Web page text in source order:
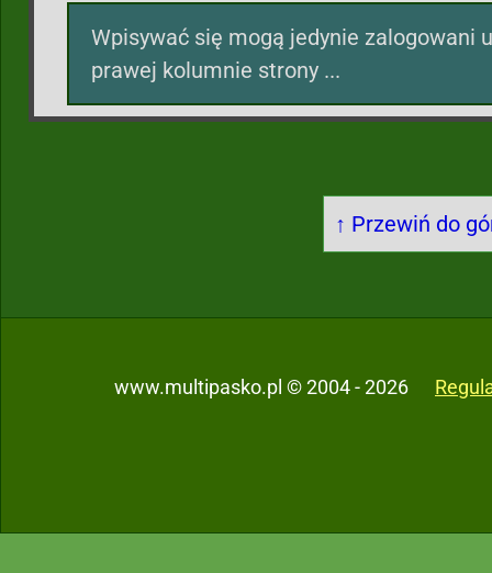
Wpisywać się mogą jedynie zalogowani
prawej kolumnie strony ...
↑ Przewiń do
www.multipasko.pl © 2004 - 2026